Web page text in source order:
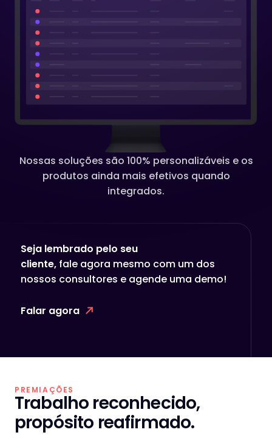
Nossas soluções são 100% personalizáveis e os
produtos ainda mais efetivos quando
integrados.
Seja lembrado pelo seu
cliente, fale agora mesmo com um dos
nossos consultores e agende uma demo!
Falar agora
PREMIAÇÕES
Trabalho reconhecido,
propósito reafirmado.